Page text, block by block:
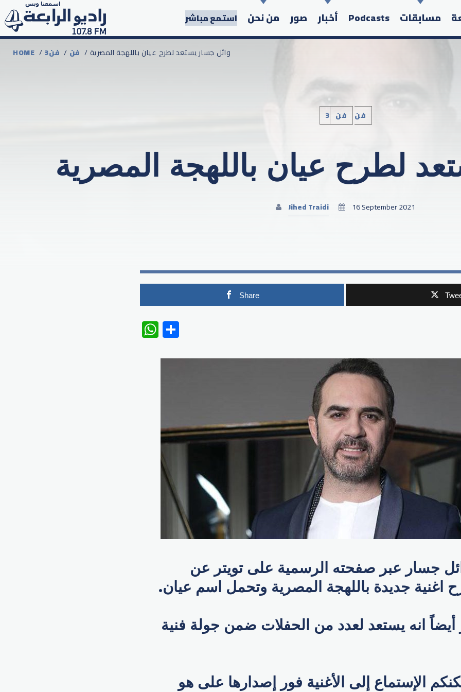
مسابقات Podcasts أخبار صور من نحن استمع مباشر
Search in the website:
HOME / 3فن / فن / وائل جسار يستعد لطرح عيان باللهجة المصرية
3فن فن
لطرح عيان باللهجة المصرية
Jihed Traidi 16 September 2021
Share
WhatsApp
جسار عبر صفحته الرسمية على تويتر عن
اغنية جديدة باللهجة المصرية وتحمل اسم عيان.
انه يستعد لعدد من الحفلات ضمن جولة فنية
الإستماع إلى الأغنية فور إصدارها على هو